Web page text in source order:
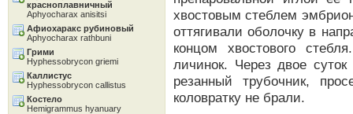
хвостовым стеблем
оттягивали оболочку в
концом хвостового
личинок. Через двое
резанный трубочник,
коловратку не брали.
красноплавничный
Aphyocharax anisitsi
Афиохаракс рубиновый
Aphyocharax rathbuni
Грими
Hyphessobrycon griemi
Каллистус
Hyphessobrycon callistus
Костело
Hemigrammus hyanuary